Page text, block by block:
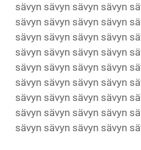
sävyn sävyn sävyn sävyn
sävyn sävyn sävyn sävyn
sävyn sävyn sävyn sävyn
sävyn sävyn sävyn sävyn
sävyn sävyn sävyn sävyn
sävyn sävyn sävyn sävyn
sävyn sävyn sävyn sävyn
sävyn sävyn sävyn sävyn
sävyn sävyn sävyn sävyn